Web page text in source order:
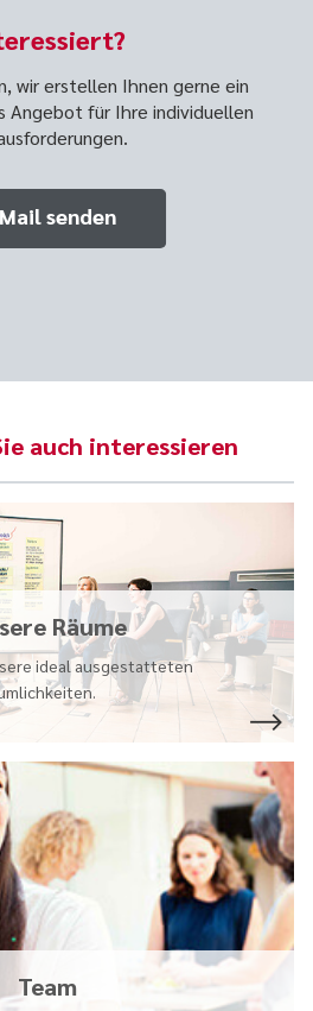
wir erstellen Ihnen gerne ein
Angebot für Ihre individuellen
senden
auch interessieren
Räume
ideal ausgestatteten
Team